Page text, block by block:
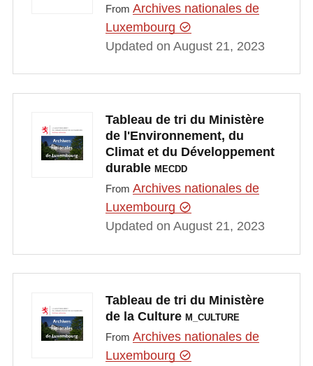
From Archives nationales de
Luxembourg
Updated on August 21, 2023
Tableau de tri du Ministère
de l'Environnement, du
Climat et du Développement
durable MECDD
From Archives nationales de
Luxembourg
Updated on August 21, 2023
Tableau de tri du Ministère
de la Culture M_CULTURE
From Archives nationales de
Luxembourg